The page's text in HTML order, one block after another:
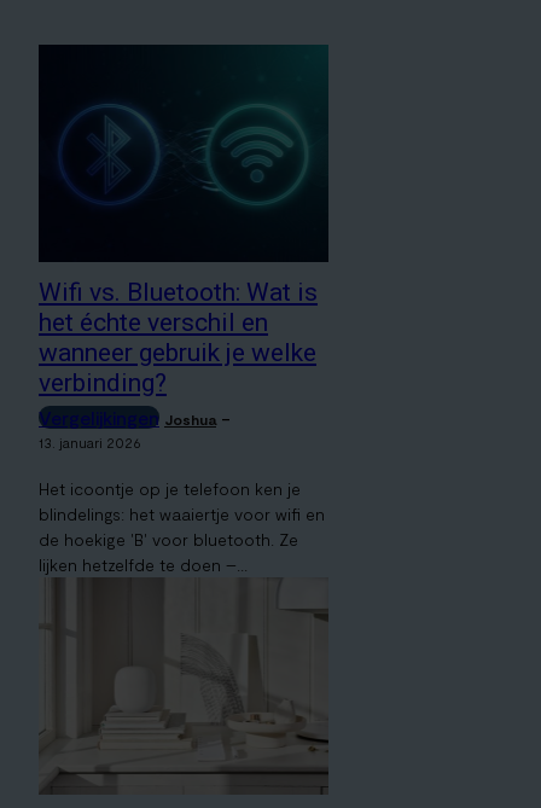
Wifi vs. Bluetooth: Wat is
het échte verschil en
wanneer gebruik je welke
verbinding?
Vergelijkingen Joshua -
13. januari 2026
Het icoontje op je telefoon ken je
blindelings: het waaiertje voor wifi en
de hoekige 'B' voor bluetooth. Ze
lijken hetzelfde te doen –...